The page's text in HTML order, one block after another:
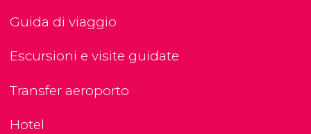
Guida di viaggio
Escursioni e visite guidate
Transfer aeroporto
Hotel